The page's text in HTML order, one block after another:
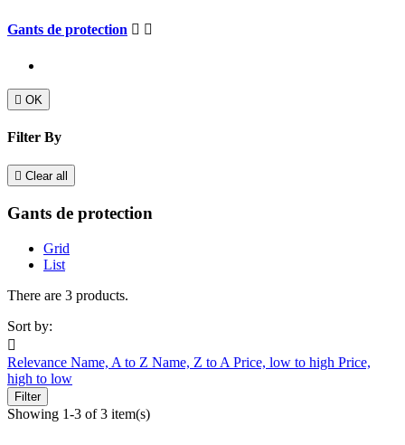
Gants de protection  
 OK
Filter By
 Clear all
Gants de protection
Grid
List
There are 3 products.
Sort by:

Relevance Name, A to Z Name, Z to A Price, low to high Price,
high to low
Filter
Showing 1-3 of 3 item(s)